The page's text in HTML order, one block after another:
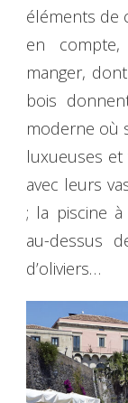
éléments de
en
manger,
bois
moderne où
luxueuses et
avec leurs
; la piscine
au-dessus
d’oliviers…